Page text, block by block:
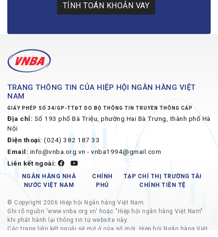
TÍNH TOÁN KHOẢN VAY
TRANG THÔNG TIN CỦA HIỆP HỘI NGÂN HÀNG VIỆT
NAM
GIẤY PHÉP SỐ 34/GP-TTĐT DO BỘ THÔNG TIN TRUYỀN THÔNG CẤP
Địa chỉ: Số 193 phố Bà Triệu, phường Hai Bà Trưng, thành phố Hà
Nội
Điện thoại: (024) 382 187 33
Email: info@vnba.org.vn - vnba1994@gmail.com
Liên kết ngoài:
NGÂN HÀNG NHÀ
NƯỚC VIỆT NAM
CHÍNH
PHỦ
TẠP CHÍ THỊ TRƯỜNG TÀI
CHÍNH TIỀN TỆ
© Copyright 2006 Hiệp hội Ngân hàng Việt Nam.
Ghi rõ nguồn 'www.vnba.org.vn' hoặc "Hiệp hội ngân hàng Việt Nam"
khi phát hành lại thông tin từ website này.
Các trang liên kết ngoài sẽ mở ở cửa sổ mới, Hiệp hội Ngân hàng Việt